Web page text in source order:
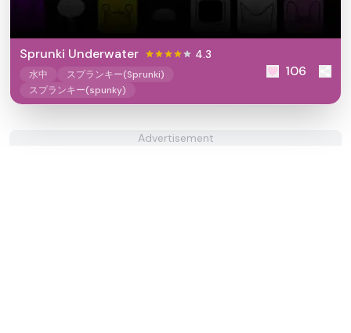
Sprunki Underwater 4.3
水中
スプランキー(Sprunki)
スプランキー(spunky)
106
Advertisement